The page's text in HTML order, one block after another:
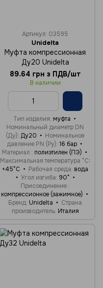
Артикул: 03595
Unidelta
Муфта компрессионная
Ду20 Unidelta
89.64 грн з ПДВ/шт
В наличии
Тип изделия муфта
Номинальный диаметр DN
(Ду) Ду20
Номинальное
давление PN (Ру) 16 бар
Материал
полиэтилен (ПЭ)
Максимальная температура °C
+45°C
Рабочая среда вода
Угол изгиба 90°
Присоединение
компрессионное (зажимное)
Бренд Unidelta
Страна
производитель Италия